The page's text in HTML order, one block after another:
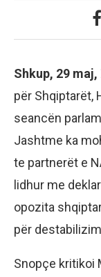
Shkup, 29
për Shqiptarët,
seancën
Jashtme ka
te partnerët e
lidhur me
opozita
për
Snopçe kritikoi